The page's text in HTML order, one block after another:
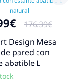
176.39€
Design Mesa
pared con
abatible L